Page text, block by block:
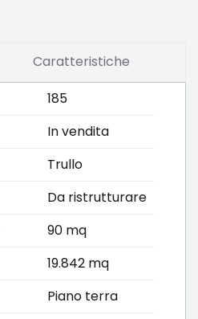
Caratteristiche
185
In vendita
Trullo
Da ristrutturare
90 mq
19.842 mq
Piano terra